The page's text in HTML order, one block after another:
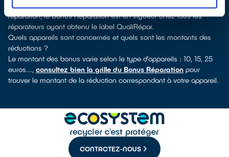
Déduit instantanément et de manière visible de la facture de
réparation, le Bonus Réparation est en vigueur chez tous les
réparateurs ayant obtenu le label QualiRépar.
Quels appareils sont concernés et quels sont les montants des
réductions ?
Le montant des bonus varie selon le type d’appareils : 10, 15, 25
euros..., consultez bien la grille du Bonus Réparation pour
trouver le montant de la réduction correspondant à votre appareil.
CONTACTEZ-NOUS